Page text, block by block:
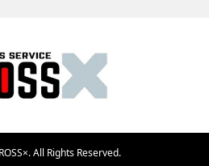
All Rights Reserved.